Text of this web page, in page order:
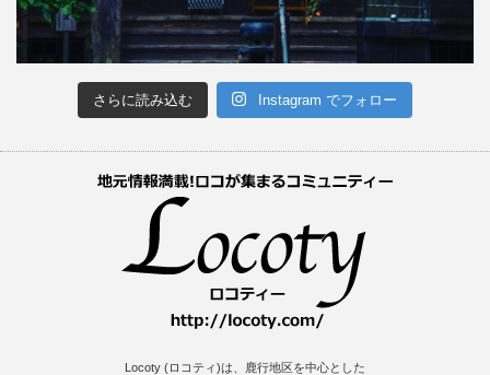
さらに読み込む Instagram でフォロー
Locoty (ロコティ)は、鹿行地区を中心とした